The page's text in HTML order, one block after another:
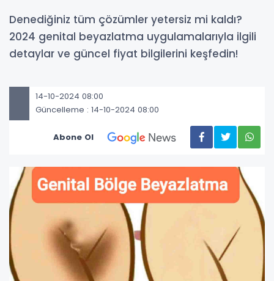
Denediğiniz tüm çözümler yetersiz mi kaldı?
2024 genital beyazlatma uygulamalarıyla ilgili
detaylar ve güncel fiyat bilgilerini keşfedin!
14-10-2024 08:00
Güncelleme : 14-10-2024 08:00
Abone Ol